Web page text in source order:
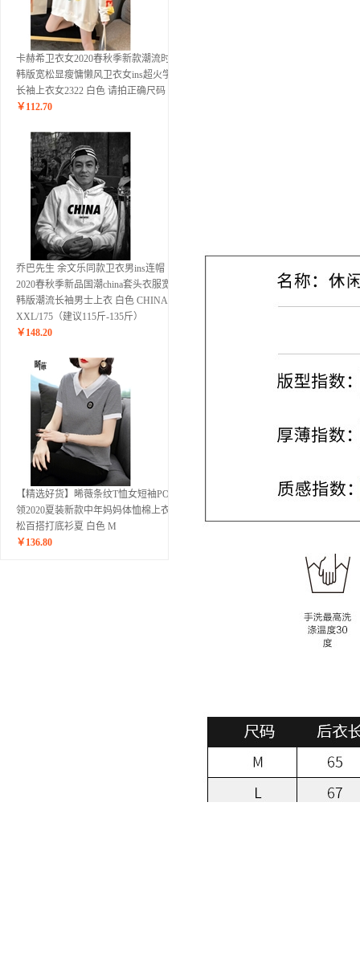
卡赫希卫衣女2020春秋季新款潮流时尚
韩版宽松显瘦慵懒风卫衣女ins超火学生
长袖上衣女2322 白色 请拍正确尺码
￥ 112.70
乔巴先生 余文乐同款卫衣男ins连帽
2020春秋季新品国潮china套头衣服宽松
韩版潮流长袖男士上衣 白色 CHINA
XXL/175（建议115斤-135斤）
￥ 148.20
【精选好货】晞薇条纹T恤女短袖POLO
领2020夏装新款中年妈妈体恤棉上衣宽
松百搭打底衫夏 白色 M
￥ 136.80